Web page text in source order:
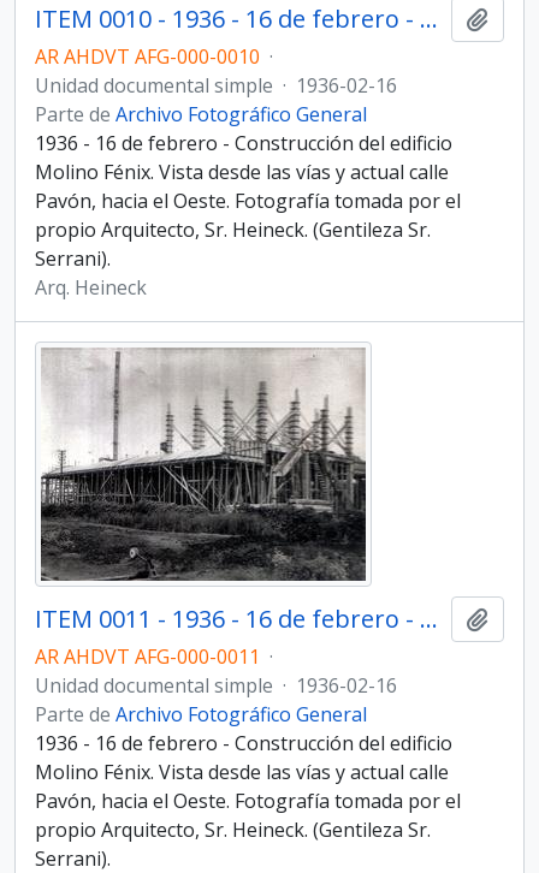
ITEM 0010 - 1936 - 16 de febrero - Construcción del edificio Molino Fénix.
AR AHDVT AFG-000-0010 ·
Unidad documental simple · 1936-02-16
Parte de Archivo Fotográfico General
1936 - 16 de febrero - Construcción del edificio
Molino Fénix. Vista desde las vías y actual calle
Pavón, hacia el Oeste. Fotografía tomada por el
propio Arquitecto, Sr. Heineck. (Gentileza Sr.
Serrani).
Arq. Heineck
ITEM 0011 - 1936 - 16 de febrero - Construcción del edificio Molino Fénix.
AR AHDVT AFG-000-0011 ·
Unidad documental simple · 1936-02-16
Parte de Archivo Fotográfico General
1936 - 16 de febrero - Construcción del edificio
Molino Fénix. Vista desde las vías y actual calle
Pavón, hacia el Oeste. Fotografía tomada por el
propio Arquitecto, Sr. Heineck. (Gentileza Sr.
Serrani).